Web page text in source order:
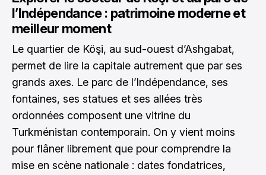
l’Indépendance : patrimoine moderne et
meilleur moment
Le quartier de Köşi, au sud-ouest d’Ashgabat,
permet de lire la capitale autrement que par ses
grands axes. Le parc de l’Indépendance, ses
fontaines, ses statues et ses allées très
ordonnées composent une vitrine du
Turkménistan contemporain. On y vient moins
pour flâner librement que pour comprendre la
mise en scène nationale : dates fondatrices,